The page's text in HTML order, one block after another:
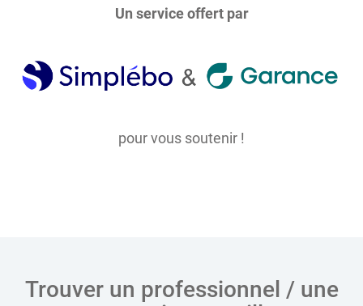
Un service offert par
pour vous soutenir !
Trouver un professionnel / une